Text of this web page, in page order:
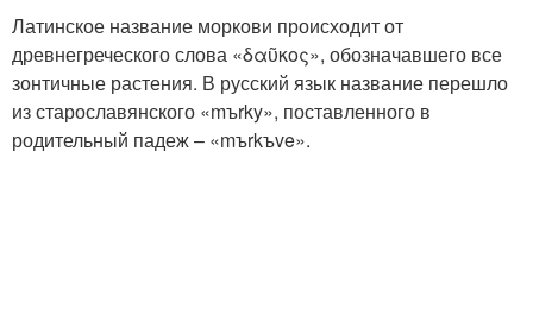
Латинское название моркови происходит от
древнегреческого слова «δαῦκος», обозначавшего все
зонтичные растения. В русский язык название перешло
из старославянского «mъrky», поставленного в
родительный падеж – «mъrkъve».